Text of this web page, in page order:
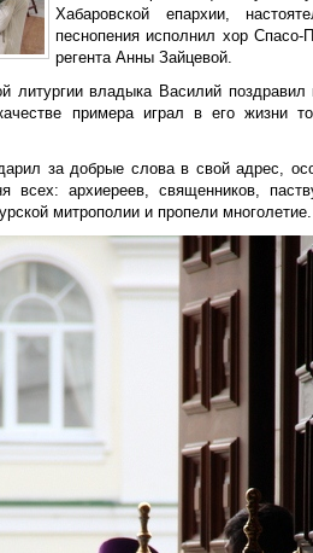
Хабаровской епархии,
песнопения исполнил хор Спасо-
регента Анны Зайцевой.
литургии владыка Василий
примера играл в его жизни
за добрые слова в свой адрес,
всех: архиереев, священников,
митрополии и пропели многолетие.